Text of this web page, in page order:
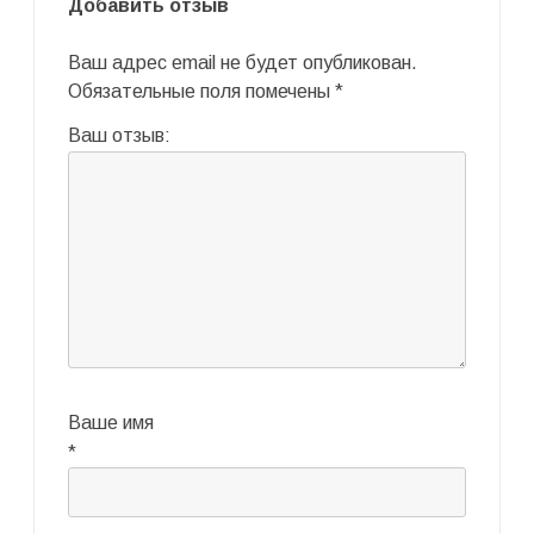
Добавить отзыв
Ваш адрес email не будет опубликован.
Обязательные поля помечены *
Ваш отзыв:
Ваше имя
*